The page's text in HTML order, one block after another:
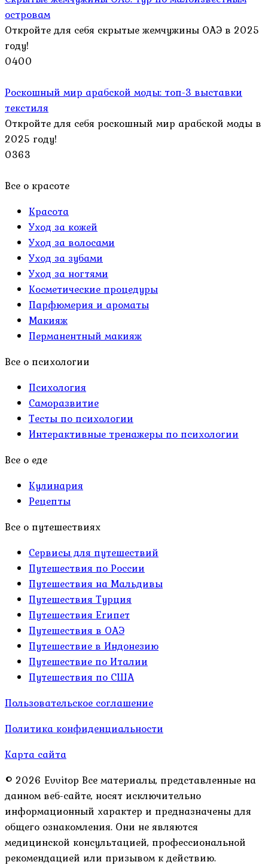
островам
Откройте для себя скрытые жемчужины ОАЭ в 2025
году!
0400
Роскошный мир арабской моды: топ-3 выставки
текстиля
Откройте для себя роскошный мир арабской моды в
2025 году!
0363
Все о красоте
Красота
Уход за кожей
Уход за волосами
Уход за зубами
Уход за ногтями
Косметические процедуры
Парфюмерия и ароматы
Макияж
Перманентный макияж
Все о психологии
Психология
Саморазвитие
Тесты по психологии
Интерактивные тренажеры по психологии
Все о еде
Кулинария
Рецепты
Все о путешествиях
Сервисы для путешествий
Путешествия по России
Путешествия на Мальдивы
Путешествия Турция
Путешествия Египет
Путешествия в ОАЭ
Путешествие в Индонезию
Путешествие по Италии
Путешествия по США
Пользовательское соглашение
Политика конфиденциальности
Карта сайта
© 2026 Evvitop Все материалы, представленные на
данном веб-сайте, носят исключительно
информационный характер и предназначены для
общего ознакомления. Они не являются
медицинской консультацией, профессиональной
рекомендацией или призывом к действию.